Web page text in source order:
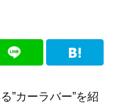
”カーラバー”を紹